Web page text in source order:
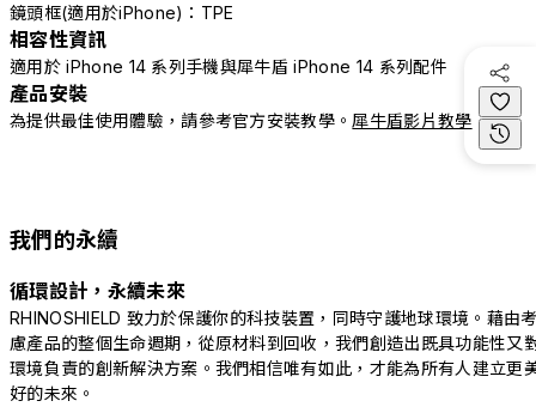
鏡頭框(適用於iPhone)：TPE
相容性資訊
適用於 iPhone 14 系列手機與犀牛盾 iPhone 14 系列配件
產品安裝
為提供最佳使用體驗，請參考官方安裝教學。 犀牛盾影片教學
我們的永續
循環設計，永續未來
RHINOSHIELD 致力於保護你的科技裝置，同時守護地球環境。藉由
慮產品的整個生命週期，從原材料到回收，我們創造出既具功能性又
環境負責的創新解決方案。我們相信唯有如此，才能為所有人建立更
好的未來。